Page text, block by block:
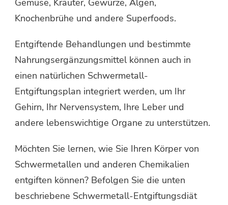
Gemüse, Kräuter, Gewürze, Algen,
Knochenbrühe und andere Superfoods.
Entgiftende Behandlungen und bestimmte
Nahrungsergänzungsmittel können auch in
einen natürlichen Schwermetall-
Entgiftungsplan integriert werden, um Ihr
Gehirn, Ihr Nervensystem, Ihre Leber und
andere lebenswichtige Organe zu unterstützen.
Möchten Sie lernen, wie Sie Ihren Körper von
Schwermetallen und anderen Chemikalien
entgiften können? Befolgen Sie die unten
beschriebene Schwermetall-Entgiftungsdiät